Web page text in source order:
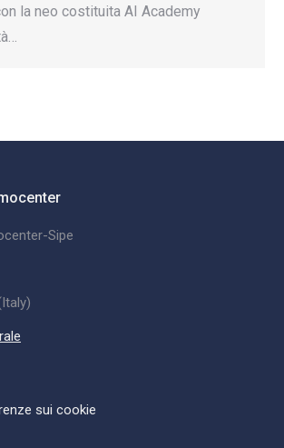
la neo costituita AI Academy
Sipe
sui cookie